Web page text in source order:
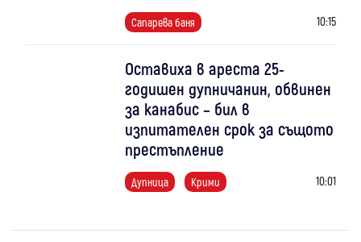
Сапарева баня 10:15
Оставиха в ареста 25-
годишен дупничанин, обвинен
за канабис – бил в
изпитателен срок за същото
престъпление
Дупница Крими 10:01